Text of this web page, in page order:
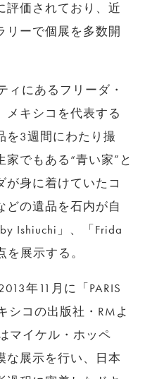
評価されており、近
リーで個展を多数開
ィにあるフリーダ・
メキシコを代表する
を3週間にわたり撮
でもある“青い家”と
が身に着けていたコ
どの遺品を石内が自
Ishiuchi」、「Frida
展示する。
年11月に「PARIS
シコの出版社・RMよ
マイケル・ホッペ
な展示を行い、日本